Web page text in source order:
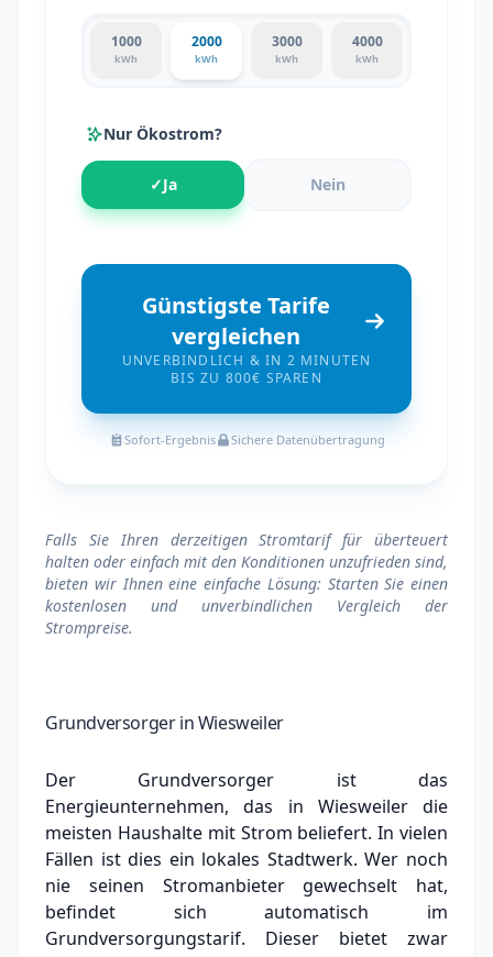
1000
kWh
2000
kWh
3000
kWh
4000
kWh
Nur Ökostrom?
✓Ja Nein
Günstigste Tarife
vergleichen
UNVERBINDLICH & IN 2 MINUTEN
BIS ZU 800€ SPAREN
Sofort-Ergebnis Sichere Datenübertragung
Falls Sie Ihren derzeitigen Stromtarif für überteuert
halten oder einfach mit den Konditionen unzufrieden sind,
bieten wir Ihnen eine einfache Lösung: Starten Sie einen
kostenlosen und unverbindlichen Vergleich der
Strompreise.
Grundversorger in Wiesweiler
Der Grundversorger ist das
Energieunternehmen, das in Wiesweiler die
meisten Haushalte mit Strom beliefert. In vielen
Fällen ist dies ein lokales Stadtwerk.Wer noch
nie seinen Stromanbieter gewechselt hat,
befindet sich automatisch im
Grundversorgungstarif. Dieser bietet zwar